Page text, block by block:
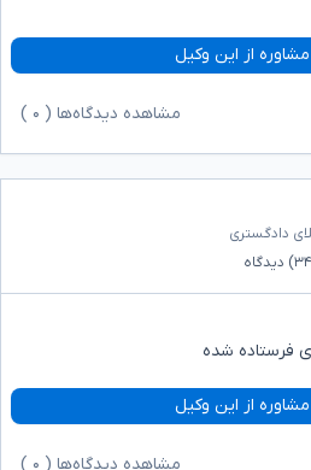
از این وکیل
مشاهده دیدگاه‌ها ( ۰
دادگستری
دیدگاه
فرستاده شده
از این وکیل
مشاهده دیدگاه‌ها ( ۰